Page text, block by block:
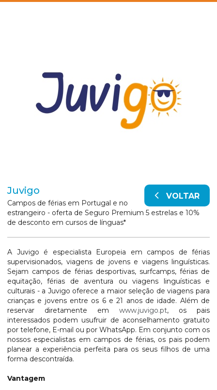
Juvigo VOLTAR
Campos de férias em Portugal e no
estrangeiro - oferta de Seguro Premium 5 estrelas e 10%
de desconto em cursos de línguas*
A Juvigo é especialista Europeia em campos de férias
supervisionados, viagens de jovens e viagens linguísticas.
Sejam campos de férias desportivas, surfcamps, férias de
equitação, férias de aventura ou viagens linguísticas e
culturais - a Juvigo oferece a maior seleção de viagens para
crianças e jovens entre os 6 e 21 anos de idade. Além de
reservar diretamente em www.juvigo.pt, os pais
interessados podem usufruir de aconselhamento gratuito
por telefone, E-mail ou por WhatsApp. Em conjunto com os
nossos especialistas em campos de férias, os pais podem
planear a experiência perfeita para os seus filhos de uma
forma descontraída.
Vantagem